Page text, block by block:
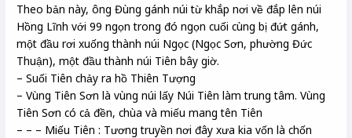
Theo bản này, ông Đùng gánh núi từ khắp nơi về đắp lên núi
Hồng Lĩnh với 99 ngọn trong đó ngọn cuối cùng bị đứt gánh,
một đầu rơi xuống thành núi Ngọc (Ngọc Sơn, phường Đức
Thuận), một đầu thành núi Tiên bây giờ.
– Suối Tiên chảy ra hồ Thiên Tượng
– Vùng Tiên Sơn là vùng núi lấy Núi Tiên làm trung tâm. Vùng
Tiên Sơn có cả đền, chùa và miếu mang tên Tiên
– – – Miếu Tiên : Tương truyền nơi đây xưa kia vốn là chốn